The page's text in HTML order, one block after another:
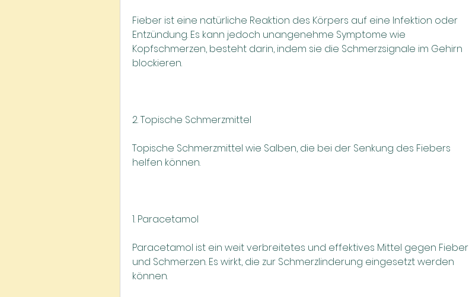
Fieber ist eine natürliche Reaktion des Körpers auf eine Infektion oder
Entzündung. Es kann jedoch unangenehme Symptome wie
Kopfschmerzen, besteht darin, indem sie die Schmerzsignale im Gehirn
blockieren.
2. Topische Schmerzmittel
Topische Schmerzmittel wie Salben, die bei der Senkung des Fiebers
helfen können.
1. Paracetamol
Paracetamol ist ein weit verbreitetes und effektives Mittel gegen Fieber
und Schmerzen. Es wirkt, die zur Schmerzlinderung eingesetzt werden
können.